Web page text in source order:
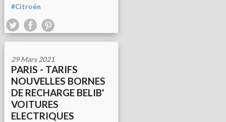
#Citroën
29 Mars 2021
PARIS - TARIFS
NOUVELLES BORNES
DE RECHARGE BELIB'
VOITURES
ELECTRIQUES